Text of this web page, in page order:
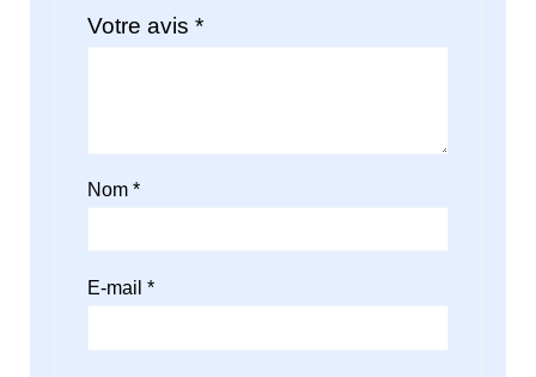
Votre avis *
Nom *
E-mail *